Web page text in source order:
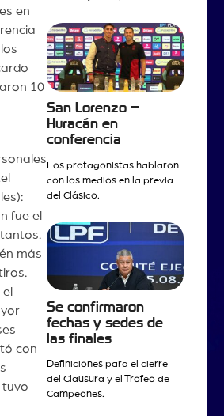
en
10
fue el
más
con
tuvo
San Lorenzo –
Huracán en
conferencia
Los protagonistas hablaron
con los medios en la previa
del Clásico.
Se confirmaron
fechas y sedes de
las finales
Definiciones para el cierre
del Clausura y el Trofeo de
Campeones.